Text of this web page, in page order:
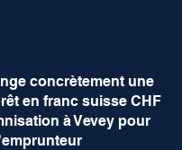
concrètement une
en franc suisse CHF
à Vevey pour